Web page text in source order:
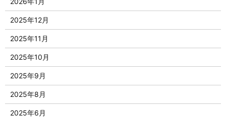
2025年12月
2025年11月
2025年10月
2025年9月
2025年8月
2025年6月